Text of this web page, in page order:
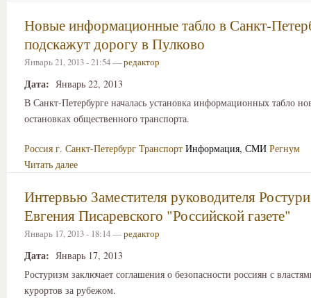
Новые информационные табло в Санкт-
подскажут дорогу в Пулково
Январь 21, 2013 - 21:54 —редактор
Дата: Январь 22, 2013
В Санкт-Петербурге началась установка информационных табло
остановках общественного транспорта.
Россия г. Санкт-Петербург Транспорт Информация, СМИ Регнум
Читать далее
Интервью Заместителя руководителя
Евгения Писаревского "Российской газете"
Январь 17, 2013 - 18:14 —редактор
Дата: Январь 17, 2013
Ростуризм заключает соглашения о безопасности россиян с
курортов за рубежом.